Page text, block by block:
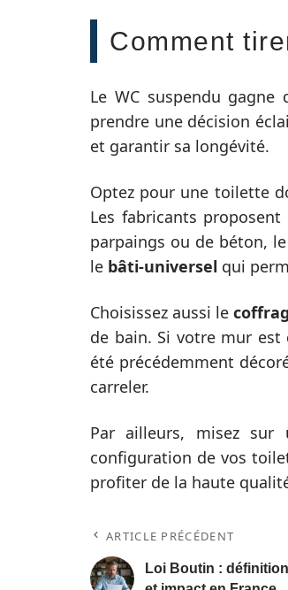
Comment
Le WC suspendu
prendre une décision
et garantir sa longévité.
Optez pour une toilette
Les fabricants
parpaings ou de béton, le
le bâti-universel qui
Choisissez aussi le
de bain. Si votre mur
été précédemment
carreler.
Par ailleurs, misez sur
configuration de vos
profiter de la haute
ARTICLE PRÉCÉDENT
Loi Boutin :